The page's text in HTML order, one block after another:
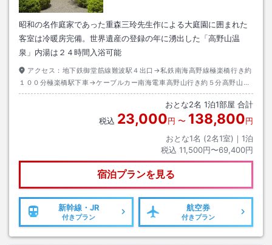
昭和の名作庭家であった重森三玲先生作による大庭園に囲まれた
客室は冷暖房完備。世界遺産の登録の年に湧出した「高野山温
泉」内湯は２４時間入浴可能
アクセス： 地下鉄御堂筋線難波駅４出口→私鉄南海高野線極楽橋行き約
１００分極楽橋駅下車→ケーブルカー南海電車高野山行き約５分高野山駅
下車→南海りんかんバス奥の院・大門行き約８分警察前下車→徒歩約１分
※２０２４年８月２６日から金剛峯寺前に変更(徒歩５分)
おとな2名 1泊1部屋 合計
税込 23,000円 〜 138,800円
おとな1名 (2名1室)｜ 1泊
税込 11,500円〜69,400円
宿泊プランを見る
新幹線・JR
付きプラン
航空券
付きプラン